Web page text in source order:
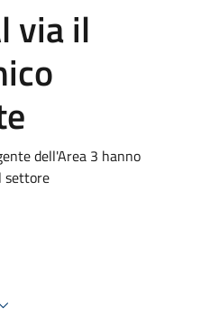
via il
dell'Area 3 hanno
settore